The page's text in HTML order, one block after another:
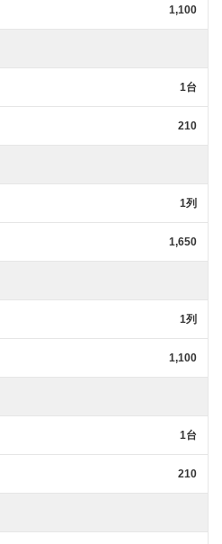
1,100
1台
210
1列
1,650
1列
1,100
1台
210